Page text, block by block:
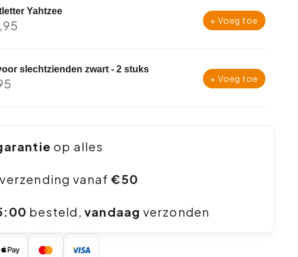
Yahtzee
+ Voeg toe
slechtzienden zwart - 2 stuks
+ Voeg toe
op alles
verzending vanaf €50
besteld, vandaag verzonden